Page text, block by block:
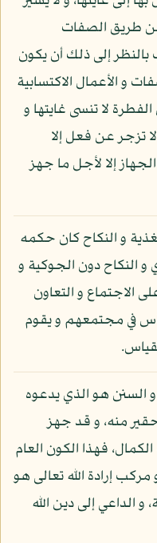
من طريق الصفات
بالنظر إلى ذلك أن يكون
و الأعمال الاكتسابية
لا تنسى غايتها و
تزجر عن فعل إلا
إلا لأجل ما جهز
و النكاح كان حكمه
النكاح دون الجوكية و
الاجتماع و التعاون
في مجتمعهم و يقوم
السنن هو الذي يدعوه
منه، و قد جهز
فهذا الكون العام
إرادة الله تعالى هو
و الداعي إلى دين الله